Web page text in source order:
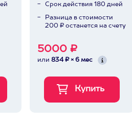
Срок действия 180 дней
Разница в стоимости
200 ₽ останется на счету
5000 ₽
или 834 ₽ × 6 мес